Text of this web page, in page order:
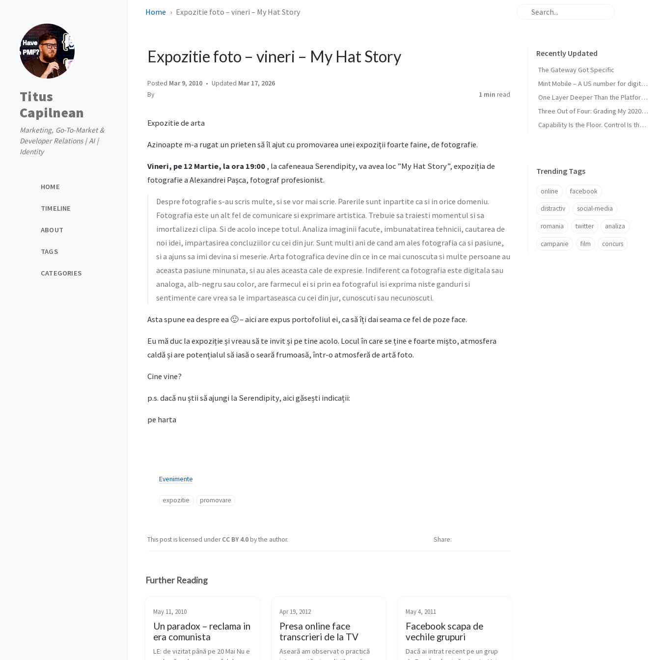
Titus
Capilnean
Marketing, Go-To-Market &
Developer Relations | AI |
Identity
HOME
TIMELINE
ABOUT
TAGS
CATEGORIES
Home Expozitie foto – vineri – My Hat Story
Expozitie foto – vineri – My Hat Story
Posted Mar 9, 2010 Updated Mar 17, 2026
By
1 min read
Expozitie de arta
Azinoapte m-a rugat un prieten să îl ajut cu promovarea unei expoziții foarte faine, de fotografie.
Vineri, pe 12 Martie, la ora 19:00 , la cafeneaua Serendipity, va avea loc ”My Hat Story”, expoziția de
fotografie a Alexandrei Pașca, fotograf profesionist.
Despre fotografie s-au scris multe, si se vor mai scrie. Parerile sunt inpartite ca si in orice domeniu.
Fotografia este un alt fel de comunicare si exprimare artistica. Trebuie sa traiesti momentul si sa
imortalizezi clipa. Si de acolo incepe totul. Analiza imaginii facute, imbunatatirea tehnicii, cautarea de
noi idei, impartasirea concluziilor cu cei din jur. Sunt multi ani de cand am ales fotografia ca si pasiune,
si a ajuns sa imi devina si meserie. Arta fotografica devine din ce in ce mai cunoscuta si multe persoane au
aceasta pasiune minunata, si au ales aceasta cale de expresie. Indiferent ca fotografia este digitala sau
analoga, alb-negru sau color, are farmecul ei si prin ea fotograful isi exprima niste ganduri si
sentimente care vrea sa le impartaseasca cu cei din jur, cunoscuti sau necunoscuti.
Asta spune ea despre ea 🙂 – aici are expus portofoliul ei, ca să îți dai seama ce fel de poze face.
Eu mă duc la expoziție și vreau să te invit și pe tine acolo. Locul în care se ține e foarte mișto, atmosfera
caldă și are potențialul să iasă o seară frumoasă, într-o atmosferă de artă foto.
Cine vine?
p.s. dacă nu știi să ajungi la Serendipity, aici găsești indicații:
pe harta
Evenimente
expozitie promovare
This post is licensed underCC BY 4.0by the author. Share
Recently Updated
The Gateway Got Specific
Mint Mobile – A US number for digital nomads
One Layer Deeper Than the Platform Can Swallow
Three Out of Four: Grading My 2020 Unicorn Calls
Capability Is the Floor. Control Is the Moat.
Trending Tags
online facebook
distractiv social-media
romania twitter analiza
campanie film concurs
Further Reading
May 11, 2010
Un paradox – reclama in
era comunista
LE: de vizitat până pe 20 Mai Nu e
Apr 19, 2012
Presa online face
transcrieri de la TV
Aseară am observat o practică
May 4, 2011
Facebook scapa de
vechile grupuri
Dacă ai intrat recent pe un grup